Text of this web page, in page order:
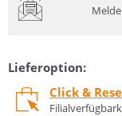
Lieferoption:
Click &